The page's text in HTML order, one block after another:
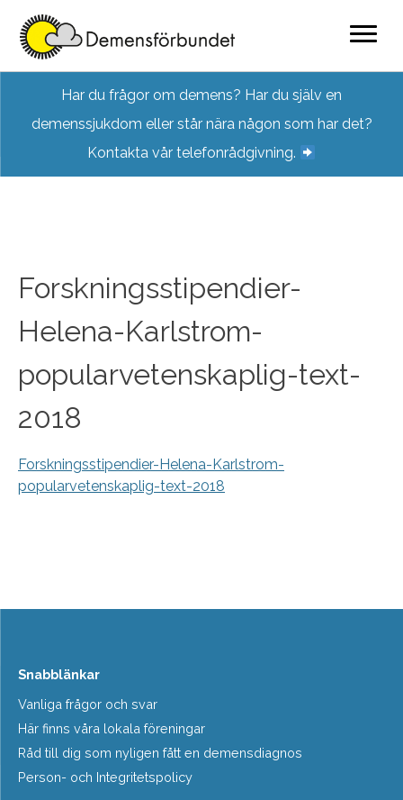
content
Har du frågor om demens? Har du själv en
demenssjukdom eller står nära någon som har det?
Kontakta vår telefonrådgivning.
Forskningsstipendier-
Helena-Karlstrom-
popularvetenskaplig-text-
2018
Forskningsstipendier-Helena-Karlstrom-
popularvetenskaplig-text-2018
Snabblänkar
Vanliga frågor och svar
Här finns våra lokala föreningar
Råd till dig som nyligen fått en demensdiagnos
Person- och Integritetspolicy